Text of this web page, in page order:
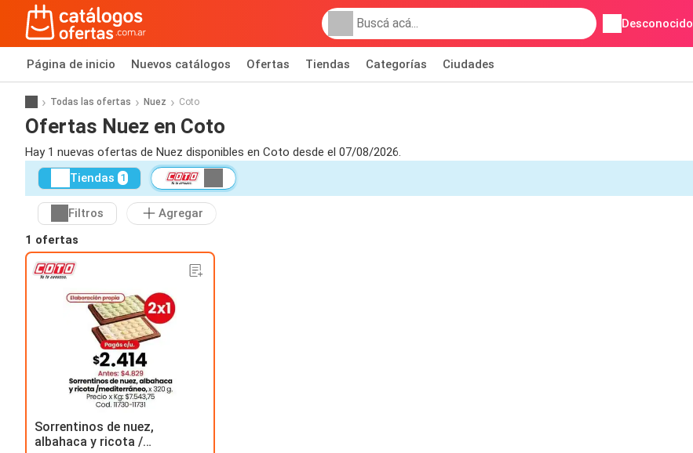
Desconocido
Página de inicio Nuevos catálogos Ofertas Tiendas Categorías Ciudades
Todas las ofertas Nuez Coto
Ofertas Nuez en Coto
Hay 1 nuevas ofertas de Nuez disponibles en Coto desde el 07/08/2026.
Tiendas 1
Filtros
Agregar
1 ofertas
Sorrentinos de nuez,
albahaca y ricota /